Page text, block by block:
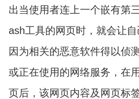
出当使用者连上一个嵌有第
ash工具的网页时，就会让自
因为相关的恶意软件得以侦
或正在使用的网络服务，在
页后，该网页内容及网页标